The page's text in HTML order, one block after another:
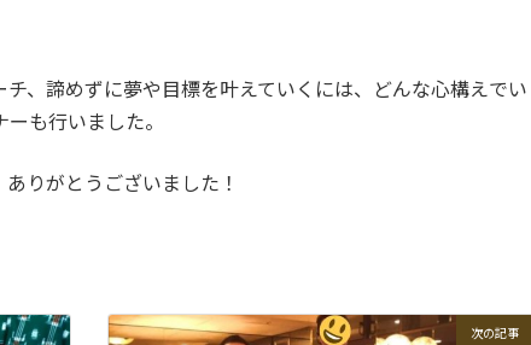
、諦めずに夢や目標を叶えていくには、どんな心構えでい
も行いました。
りがとうございました！
次の記事